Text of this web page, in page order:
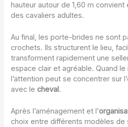
hauteur autour de 1,60 m convient
des cavaliers adultes.
Au final, les porte-brides ne sont
crochets. Ils structurent le lieu,
transforment rapidement une
espace clair et agréable. Quand
l’attention peut se concentrer sur
avec lecheval.
Après l’aménagement et l’
choix entre différents modèles de